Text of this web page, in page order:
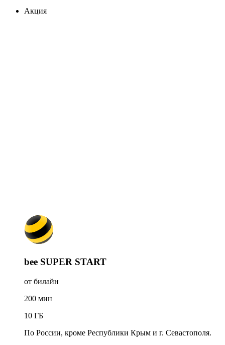
Акция
bee SUPER START
от билайн
200 мин
10 ГБ
По России, кроме Республики Крым и г. Севастополя.